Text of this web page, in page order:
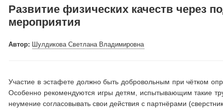
Развитие физических качеств через
мероприятия
Автор: Шулдикова Светлана Владимировна
Участие в эстафете должно быть добровольным при чётком
Особенно рекомендуются игры детям, испытывающим такие
неумение согласовывать свои действия с партнёрами